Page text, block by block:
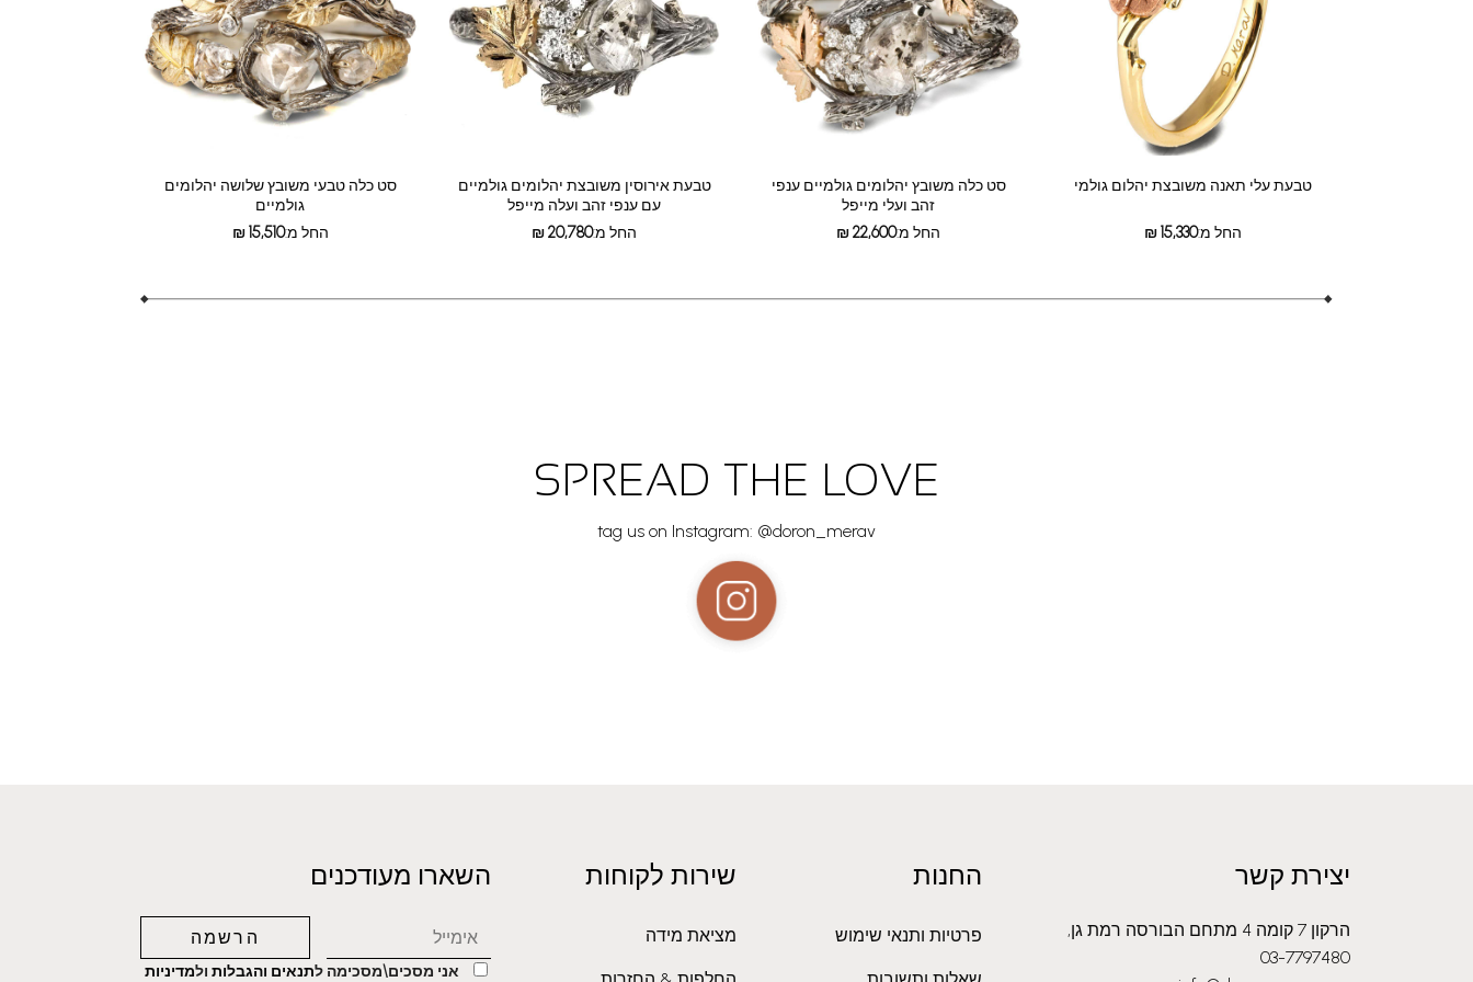
טבעת עלי תאנה משובצת יהלום גולמי
החל מ: ₪15,330
סט כלה משובץ יהלומים גולמיים ענפי
זהב ועלי מייפל
החל מ:
₪22,600
טבעת אירוסין משובצת יהלומים גולמיים
עם ענפי זהב ועלה מייפל
החל מ:
₪20,780
סט כלה טבעי משובץ שלושה יהלומים
גולמיים
החל מ:
₪15,510
SPREAD THE LOVE
tag us on Instagram: @doron_merav
יצירת קשר
הרקון 7 קומה 4 מתחם הבורסה רמת גן,
03-7797480
החנות
פרטיות ותנאי שימוש
שירות לקוחות
מציאת מידה
השארו מעודכנים
אני מסכים\מסכימה לתנאים והגבלות ולמדיניות